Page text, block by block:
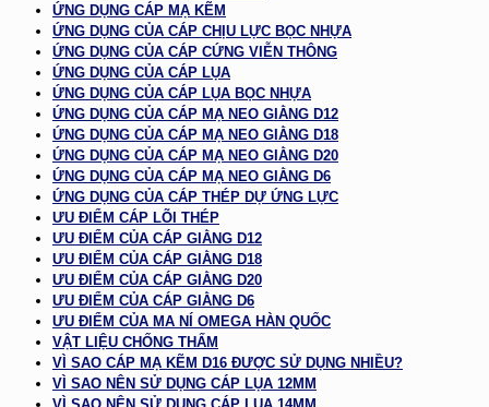
ỨNG DỤNG CÁP MẠ KẼM
ỨNG DỤNG CỦA CÁP CHỊU LỰC BỌC NHỰA
ỨNG DỤNG CỦA CÁP CỨNG VIỄN THÔNG
ỨNG DỤNG CỦA CÁP LỤA
ỨNG DỤNG CỦA CÁP LỤA BỌC NHỰA
ỨNG DỤNG CỦA CÁP MẠ NEO GIẰNG D12
ỨNG DỤNG CỦA CÁP MẠ NEO GIẰNG D18
ỨNG DỤNG CỦA CÁP MẠ NEO GIẰNG D20
ỨNG DỤNG CỦA CÁP MẠ NEO GIẰNG D6
ỨNG DỤNG CỦA CÁP THÉP DỰ ỨNG LỰC
ƯU ĐIỂM CÁP LÕI THÉP
ƯU ĐIỂM CỦA CÁP GIẰNG D12
ƯU ĐIỂM CỦA CÁP GIẰNG D18
ƯU ĐIỂM CỦA CÁP GIẰNG D20
ƯU ĐIỂM CỦA CÁP GIẰNG D6
ƯU ĐIỂM CỦA MA NÍ OMEGA HÀN QUỐC
VẬT LIỆU CHỐNG THẤM
VÌ SAO CÁP MẠ KẼM D16 ĐƯỢC SỬ DỤNG NHIỀU?
VÌ SAO NÊN SỬ DỤNG CÁP LỤA 12MM